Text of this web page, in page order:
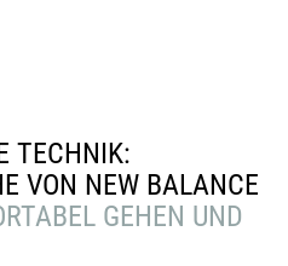
TECHNIK:
VON NEW BALANCE
GEHEN UND